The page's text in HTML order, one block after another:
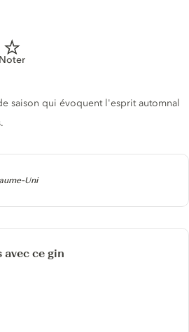
Noter
Uni
saison qui évoquent l'esprit automnal
avec ce gin